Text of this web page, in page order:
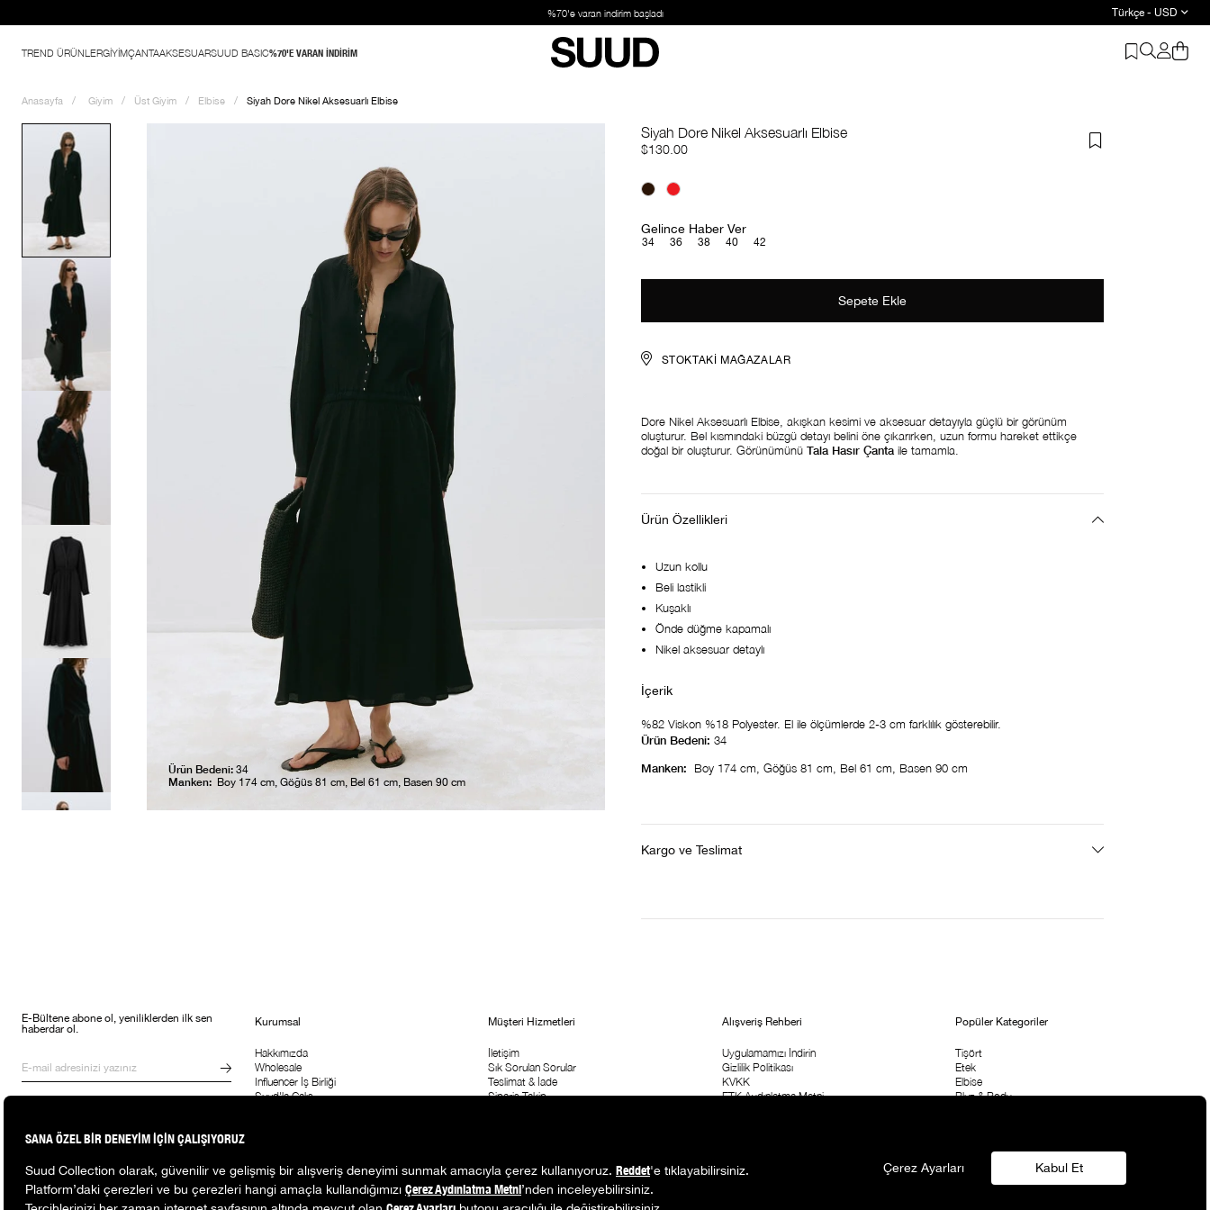
%70'e varan indirim başladı Türkçe - USD
TREND ÜRÜNLERGİYİMÇANTAAKSESUARSUUD BASIC%70'E VARAN İNDİRİM
Anasayfa Giyim Üst Giyim Elbise Siyah Dore Nikel Aksesuarlı Elbise
Ürün Bedeni: 34
Manken: Boy 174 cm, Göğüs 81 cm, Bel 61 cm, Basen 90 cm
Siyah Dore Nikel Aksesuarlı Elbise
$130.00
Gelince Haber Ver
34 36 38 40 42
STOKTAKI MAĞAZALAR
Dore Nikel Aksesuarlı Elbise, akışkan kesimi ve aksesuar detayıyla güçlü bir görünüm
oluşturur. Bel kısmındaki büzgü detayı belini öne çıkarırken, uzun formu hareket ettikçe
doğal bir oluşturur. Görünümünü Tala Hasır Çanta ile tamamla.
Ürün Özellikleri
Uzun kollu
Beli lastikli
Kuşaklı
Önde düğme kapamalı
Nikel aksesuar detaylı
%82 Viskon %18 Polyester. El ile ölçümlerde 2-3 cm farklılık gösterebilir.
Ürün Bedeni: 34
Manken:
Boy 174 cm, Göğüs 81 cm, Bel 61 cm, Basen 90 cm
Kargo ve Teslimat
E-Bültene abone ol, yeniliklerden ilk sen
haberdar ol.
sözleşmesine buradan ulaşabilirsin
Kurumsal
Hakkımızda
Wholesale
Influencer İş Birliği
Suud'la Çalış
Müşteri Hizmetleri
İletişim
Sık Sorulan Sorular
Teslimat & İade
Sipariş Takip
Alışveriş Rehberi
Uygulamamızı İndirin
Gizlilik Politikası
KVKK
ETK Aydınlatma Metni
Popüler Kategoriler
Tişört
Etek
Elbise
Bluz & Body